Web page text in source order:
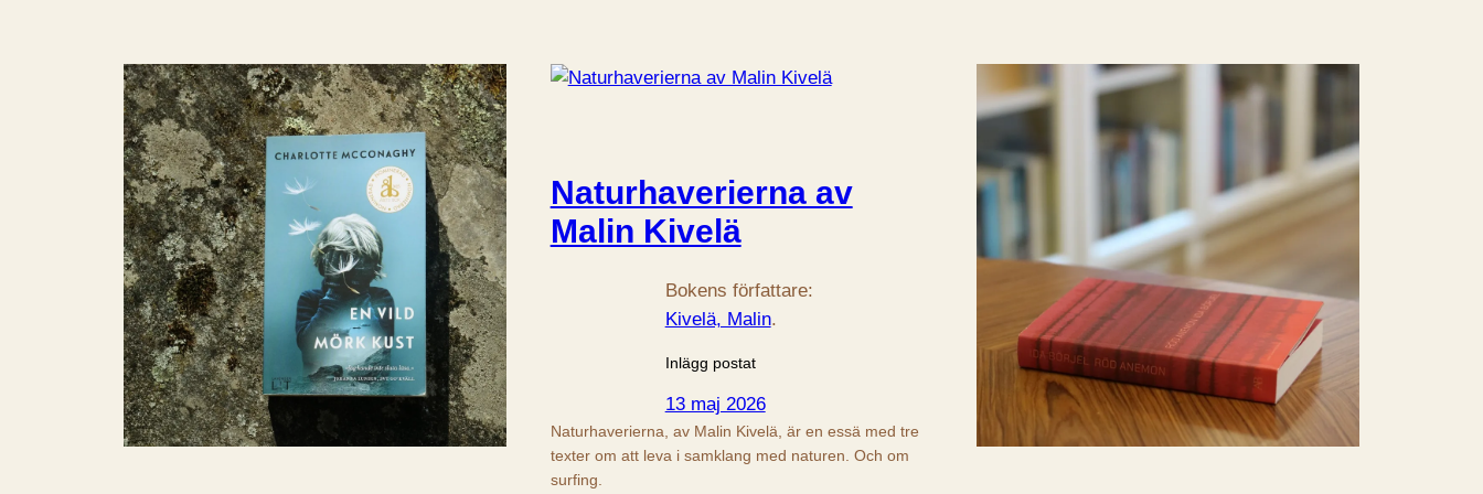
Naturhaverierna av
Malin Kivelä
Bokens författare:
Kivelä, Malin.
Inlägg postat
13 maj 2026
Naturhaverierna, av Malin Kivelä, är en essä med tre
texter om att leva i samklang med naturen. Och om
surfing.